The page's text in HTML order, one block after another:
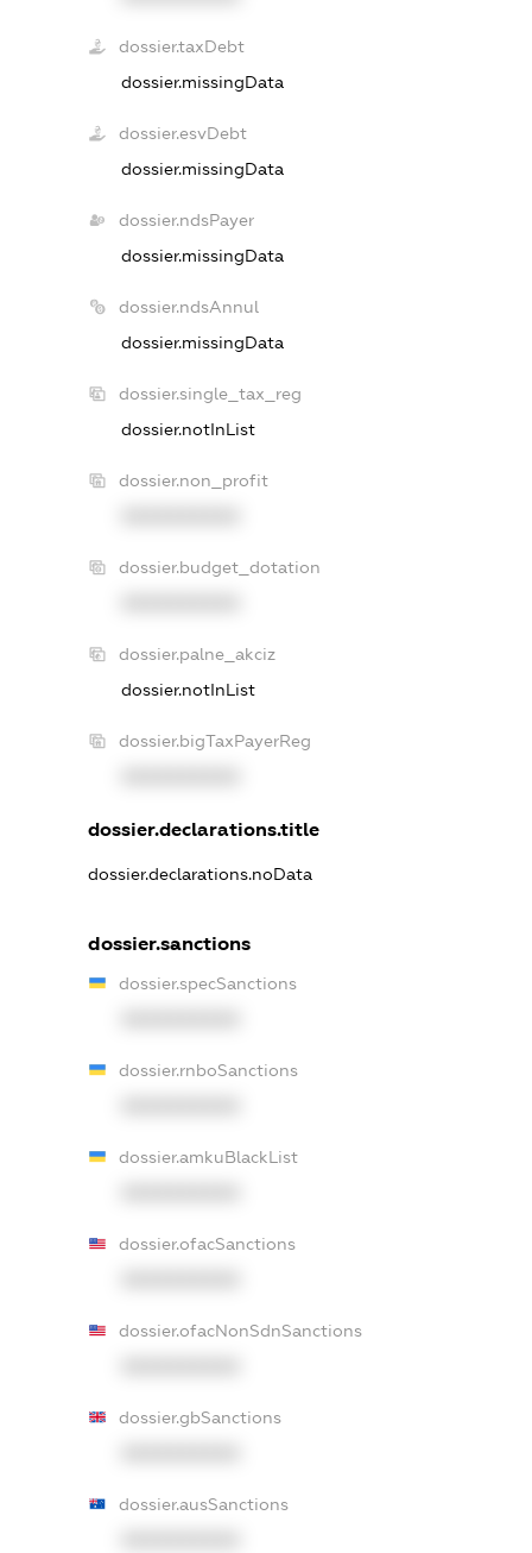
dossier.taxDebt
dossier.missingData
dossier.esvDebt
dossier.missingData
dossier.ndsPayer
dossier.missingData
dossier.ndsAnnul
dossier.missingData
dossier.single_tax_reg
dossier.notInList
dossier.non_profit
dossier.budget_dotation
dossier.palne_akciz
dossier.notInList
dossier.bigTaxPayerReg
dossier.declarations.title
dossier.declarations.noData
dossier.sanctions
dossier.specSanctions
dossier.rnboSanctions
dossier.amkuBlackList
dossier.ofacSanctions
dossier.ofacNonSdnSanctions
dossier.gbSanctions
dossier.ausSanctions